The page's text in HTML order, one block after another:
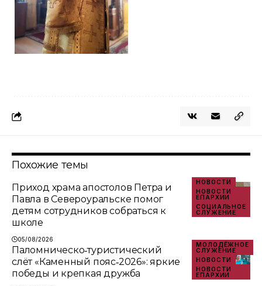
Похожие темы
НОВОСТИ
НОВОСТИ
ЕПАРХИИ
СОЦИАЛЬНОЕ
СЛУЖЕНИЕ
Приход храма апостолов Петра и
Павла в Североуральске помог
детям сотрудников собраться к
школе
05/08/2026
МОЛОДЁЖНОЕ
СЛУЖЕНИЕ
НОВОСТИ
НОВОСТИ
ЕПАРХИИ
Паломническо‑туристический
слёт «Каменный пояс‑2026»: яркие
победы и крепкая дружба